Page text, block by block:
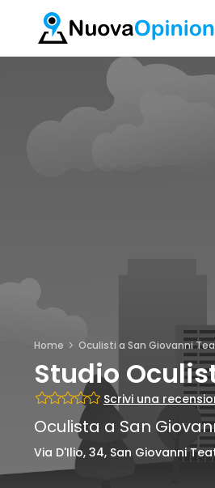
Home Oculisti a San Giovanni
Studio
Scrivi una
Oculista a San
Via D'Ilio, 34, San Giovanni